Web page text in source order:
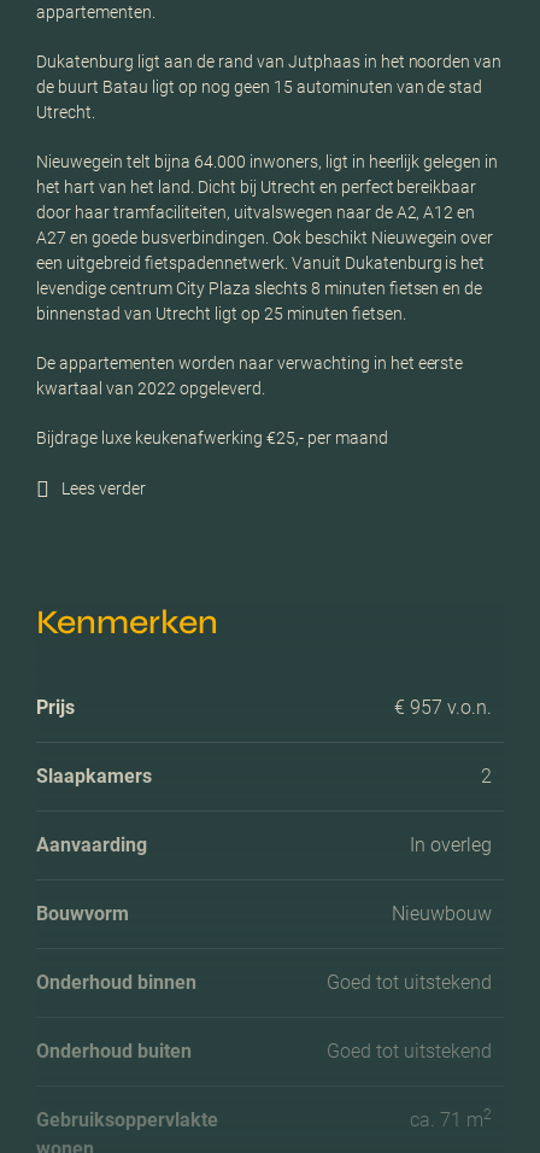
appartementen.
Dukatenburg ligt aan de rand van Jutphaas in het noorden van
de buurt Batau ligt op nog geen 15 autominuten van de stad
Utrecht.
Nieuwegein telt bijna 64.000 inwoners, ligt in heerlijk gelegen in
het hart van het land. Dicht bij Utrecht en perfect bereikbaar
door haar tramfaciliteiten, uitvalswegen naar de A2, A12 en
A27 en goede busverbindingen. Ook beschikt Nieuwegein over
een uitgebreid fietspadennetwerk. Vanuit Dukatenburg is het
levendige centrum City Plaza slechts 8 minuten fietsen en de
binnenstad van Utrecht ligt op 25 minuten fietsen.
De appartementen worden naar verwachting in het eerste
kwartaal van 2022 opgeleverd.
Bijdrage luxe keukenafwerking €25,- per maand
Lees verder
Kenmerken
Prijs € 957 v.o.n.
Slaapkamers 2
Aanvaarding In overleg
Bouwvorm Nieuwbouw
Onderhoud binnen Goed tot uitstekend
Onderhoud buiten Goed tot uitstekend
Gebruiksoppervlakte
ca. 71 m2